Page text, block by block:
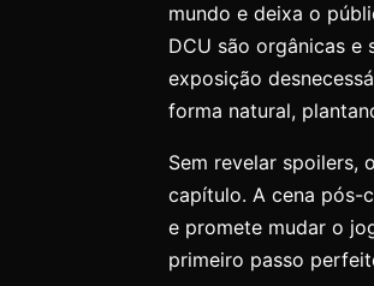
mundo e deixa o
DCU são orgânicas e
exposição
forma natural,
Sem revelar spoilers,
capítulo. A cena pós-
e promete mudar o
primeiro passo